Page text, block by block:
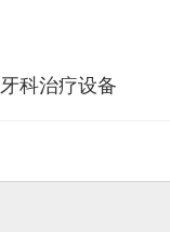
牙科治疗设备